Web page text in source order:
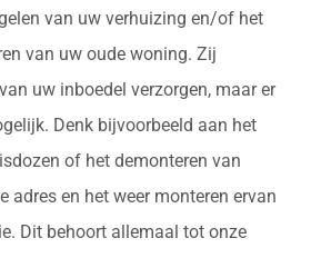
van uw verhuizing en/of het
van uw oude woning. Zij
uw inboedel verzorgen, maar er
Denk bijvoorbeeld aan het
of het demonteren van
adres en het weer monteren ervan
Dit behoort allemaal tot onze